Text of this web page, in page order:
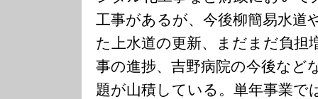
工事があるが、今後柳簡易水道
た上水道の更新、まだまだ負担
事の進捗、吉野病院の今後など
題が山積している。単年事業で